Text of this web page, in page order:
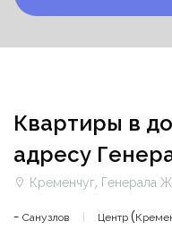
Квартиры в
адресу
Кременчуг, Генерала
- Санузлов Центр